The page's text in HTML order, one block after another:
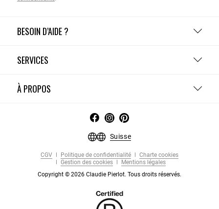
BESOIN D’AIDE ?
SERVICES
À PROPOS
Suisse
CGV Politique de confidentialité
Charte cookies
Gestion des cookies
Mentions légales
Copyright © 2026 Claudie Pierlot. Tous droits réservés.